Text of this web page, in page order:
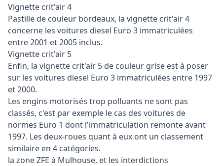
Vignette crit'air 4
Pastille de couleur bordeaux, la vignette crit'air 4
concerne les voitures diesel Euro 3 immatriculées
entre 2001 et 2005 inclus.
Vignette crit'air 5
Enfin, la vignette crit'air 5 de couleur grise est à poser
sur les voitures diesel Euro 3 immatriculées entre 1997
et 2000.
Les engins motorisés trop polluants ne sont pas
classés, c'est par exemple le cas des voitures de
normes Euro 1 dont l'immatriculation remonte avant
1997. Les deux-roues quant à eux ont un classement
similaire en 4 catégories.
la zone ZFE à Mulhouse, et les interdictions